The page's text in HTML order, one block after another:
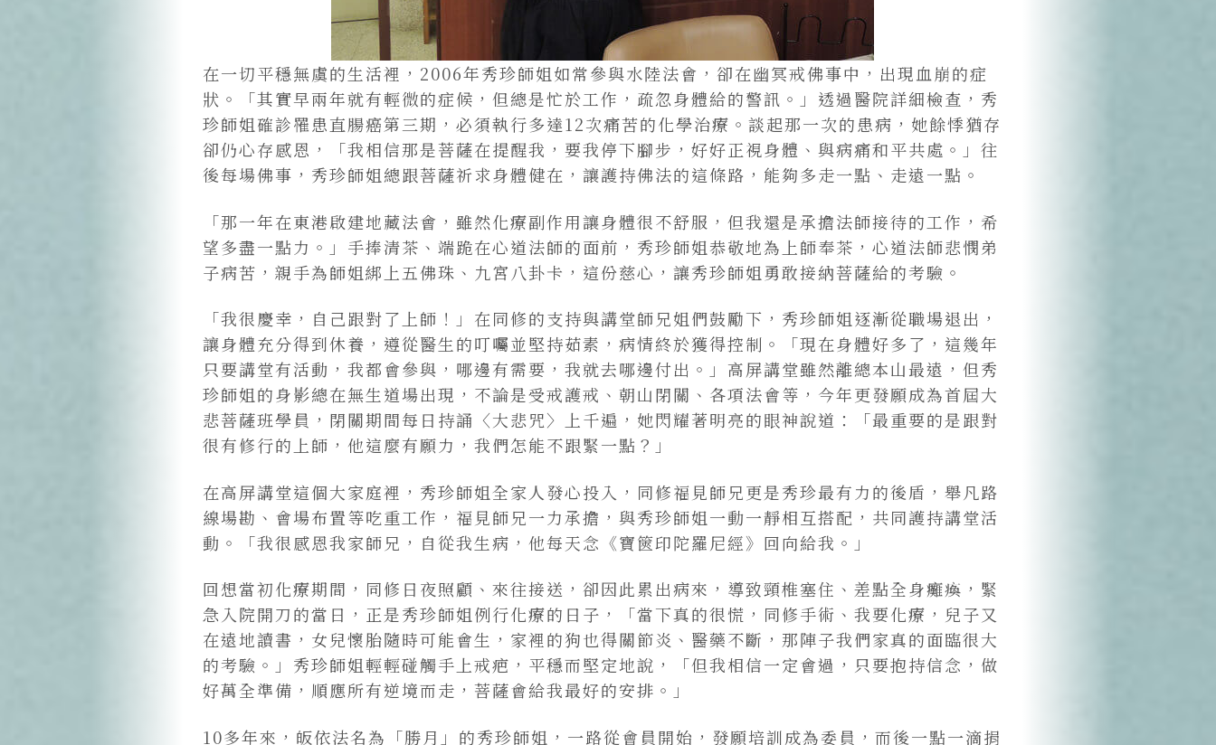
在一切平穩無虞的生活裡，2006年秀珍師姐如常參與水陸法會，卻在幽冥戒佛事中，出現血崩的症
狀。「其實早兩年就有輕微的症候，但總是忙於工作，疏忽身體給的警訊。」透過醫院詳細檢查，秀
珍師姐確診罹患直腸癌第三期，必須執行多達12次痛苦的化學治療。談起那一次的患病，她餘悸猶存
卻仍心存感恩，「我相信那是菩薩在提醒我，要我停下腳步，好好正視身體、與病痛和平共處。」往
後每場佛事，秀珍師姐總跟菩薩祈求身體健在，讓護持佛法的這條路，能夠多走一點、走遠一點。
「那一年在東港啟建地藏法會，雖然化療副作用讓身體很不舒服，但我還是承擔法師接待的工作，希
望多盡一點力。」手捧清茶、端跪在心道法師的面前，秀珍師姐恭敬地為上師奉茶，心道法師悲憫弟
子病苦，親手為師姐綁上五佛珠、九宮八卦卡，這份慈心，讓秀珍師姐勇敢接納菩薩給的考驗。
「我很慶幸，自己跟對了上師！」在同修的支持與講堂師兄姐們鼓勵下，秀珍師姐逐漸從職場退出，
讓身體充分得到休養，遵從醫生的叮囑並堅持茹素，病情終於獲得控制。「現在身體好多了，這幾年
只要講堂有活動，我都會參與，哪邊有需要，我就去哪邊付出。」高屏講堂雖然離總本山最遠，但秀
珍師姐的身影總在無生道場出現，不論是受戒護戒、朝山閉關、各項法會等，今年更發願成為首屆大
悲菩薩班學員，閉關期間每日持誦〈大悲咒〉上千遍，她閃耀著明亮的眼神說道：「最重要的是跟對
很有修行的上師，他這麼有願力，我們怎能不跟緊一點？」
在高屏講堂這個大家庭裡，秀珍師姐全家人發心投入，同修福見師兄更是秀珍最有力的後盾，舉凡路
線場勘、會場布置等吃重工作，福見師兄一力承擔，與秀珍師姐一動一靜相互搭配，共同護持講堂活
動。「我很感恩我家師兄，自從我生病，他每天念《寶篋印陀羅尼經》回向給我。」
回想當初化療期間，同修日夜照顧、來往接送，卻因此累出病來，導致頸椎塞住、差點全身癱瘓，緊
急入院開刀的當日，正是秀珍師姐例行化療的日子，「當下真的很慌，同修手術、我要化療，兒子又
在遠地讀書，女兒懷胎隨時可能會生，家裡的狗也得關節炎、醫藥不斷，那陣子我們家真的面臨很大
的考驗。」秀珍師姐輕輕碰觸手上戒疤，平穩而堅定地說，「但我相信一定會過，只要抱持信念，做
好萬全準備，順應所有逆境而走，菩薩會給我最好的安排。」
10多年來，皈依法名為「勝月」的秀珍師姐，一路從會員開始，發願培訓成為委員，而後一點一滴捐